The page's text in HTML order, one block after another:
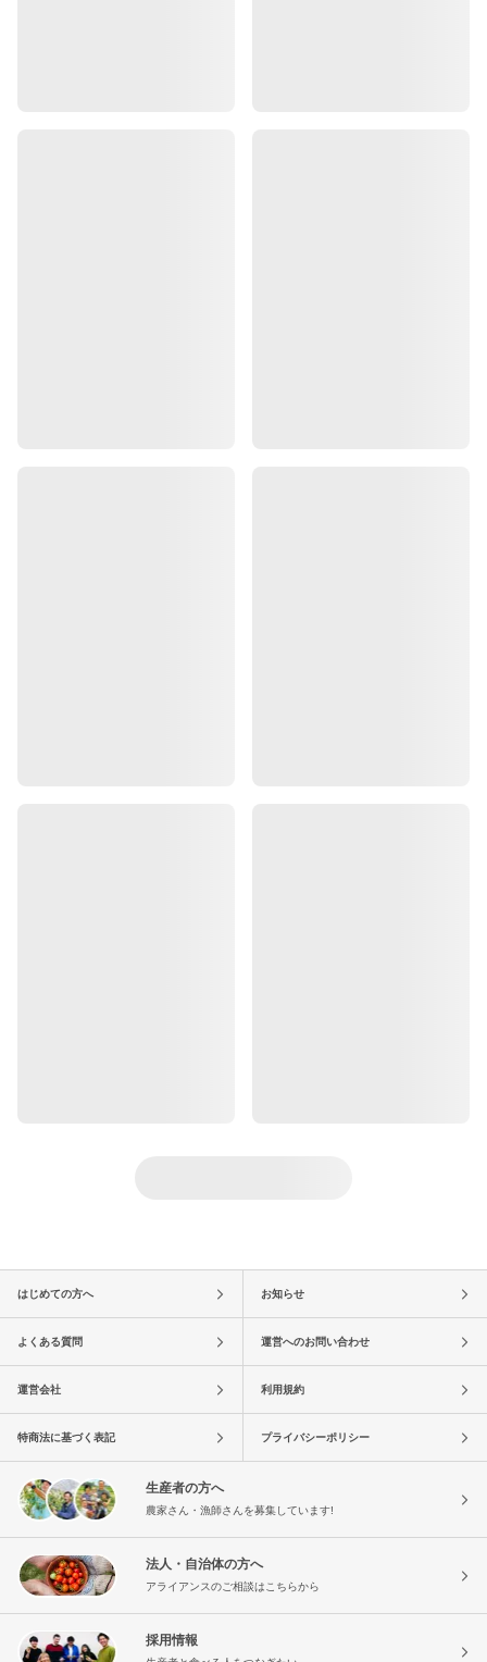
はじめての方へ お知らせ
よくある質問 運営へのお問い合わせ
運営会社 利用規約
特商法に基づく表記 プライバシーポリシー
生産者の方へ
農家さん・漁師さんを募集しています!
法人・自治体の方へ
アライアンスのご相談はこちらから
採用情報